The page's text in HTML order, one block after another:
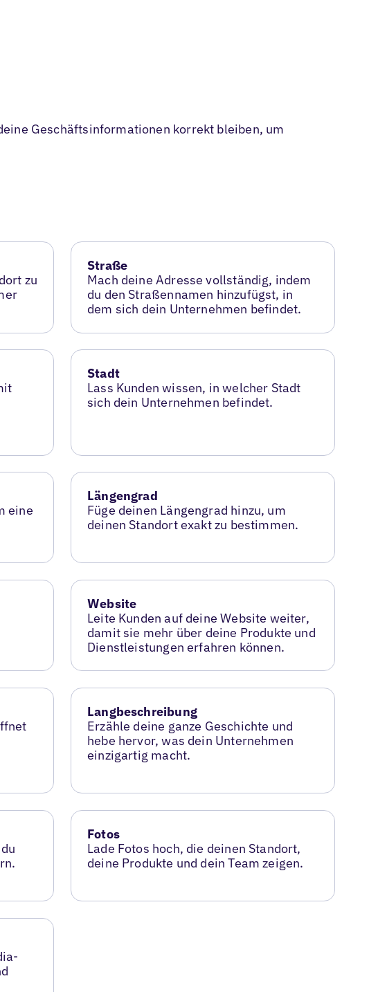
Geschäftsinformationen korrekt bleiben, um
zu
Straße
Mach deine Adresse vollständig, indem
du den Straßennamen hinzufügst, in
dem sich dein Unternehmen befindet.
Stadt
Lass Kunden wissen, in welcher Stadt
sich dein Unternehmen befindet.
eine
Längengrad
Füge deinen Längengrad hinzu, um
deinen Standort exakt zu bestimmen.
Website
Leite Kunden auf deine Website weiter,
damit sie mehr über deine Produkte und
Dienstleistungen erfahren können.
Langbeschreibung
Erzähle deine ganze Geschichte und
hebe hervor, was dein Unternehmen
einzigartig macht.
Fotos
Lade Fotos hoch, die deinen Standort,
deine Produkte und dein Team zeigen.